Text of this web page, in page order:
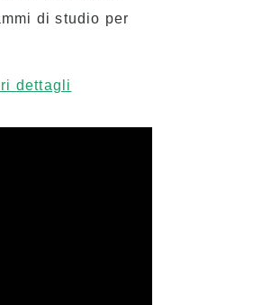
di studio per
dettagli